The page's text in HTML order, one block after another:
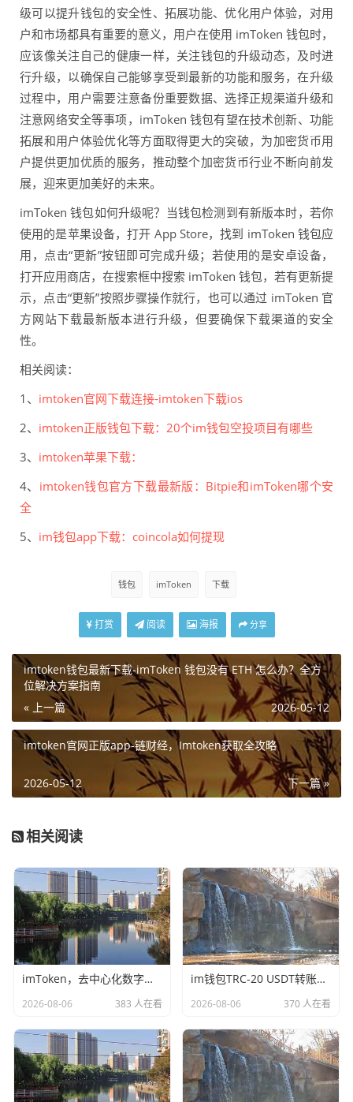
级可以提升钱包的安全性、拓展功能、优化用户体验，对用
户和市场都具有重要的意义，用户在使用 imToken 钱包时，
应该像关注自己的健康一样，关注钱包的升级动态，及时进
行升级，以确保自己能够享受到最新的功能和服务，在升级
过程中，用户需要注意备份重要数据、选择正规渠道升级和
注意网络安全等事项，imToken 钱包有望在技术创新、功能
拓展和用户体验优化等方面取得更大的突破，为加密货币用
户提供更加优质的服务，推动整个加密货币行业不断向前发
展，迎来更加美好的未来。
imToken 钱包如何升级呢？当钱包检测到有新版本时，若你
使用的是苹果设备，打开 App Store，找到 imToken 钱包应
用，点击“更新”按钮即可完成升级；若使用的是安卓设备，
打开应用商店，在搜索框中搜索 imToken 钱包，若有更新提
示，点击“更新”按照步骤操作就行，也可以通过 imToken 官
方网站下载最新版本进行升级，但要确保下载渠道的安全
性。
相关阅读：
1、 imtoken官网下载连接-imtoken下载ios
2、 imtoken正版钱包下载：20个im钱包空投项目有哪些
3、 imtoken苹果下载：
4、 imtoken钱包官方下载最新版：Bitpie和imToken哪个安
全
5、 im钱包app下载：coincola如何提现
钱包 imToken 下载
打赏 阅读 海报 分享
imtoken钱包最新下载-imToken 钱包没有 ETH 怎么办？全方
位解决方案指南
« 上一篇
2026-05-12
imtoken官网正版app-链财经，Imtoken获取全攻略
下一篇 »
2026-05-12
相关阅读
imToken，去中心化数字钱包的核心概念与行业价值解析
2026-08-06 383 人在看
im钱包TRC-20 USDT转账失败？全方位排查与解决指南
2026-08-06 370 人在看